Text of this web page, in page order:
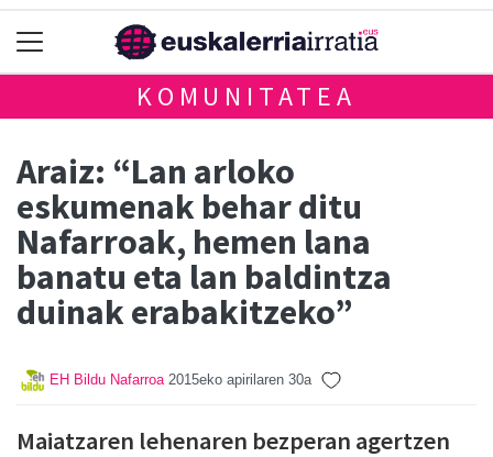
KOMUNITATEA
Araiz: “Lan arloko
eskumenak behar ditu
Nafarroak, hemen lana
banatu eta lan baldintza
duinak erabakitzeko”
EH Bildu Nafarroa 2015eko apirilaren 30a
Maiatzaren lehenaren bezperan agertzen